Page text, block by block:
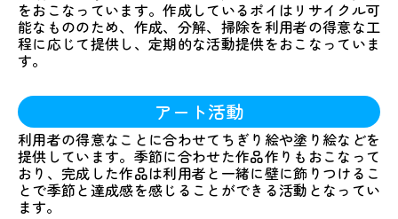
をおこなっています。作成しているポイはリサイクル可
能なもののため、作成、分解、掃除を利用者の得意な工
程に応じて提供し、定期的な活動提供をおこなっていま
す。
アート活動
利用者の得意なことに合わせてちぎり絵や塗り絵などを
提供しています。季節に合わせた作品作りもおこなって
おり、完成した作品は利用者と一緒に壁に飾りつけるこ
とで季節と達成感を感じることができる活動となってい
ます。